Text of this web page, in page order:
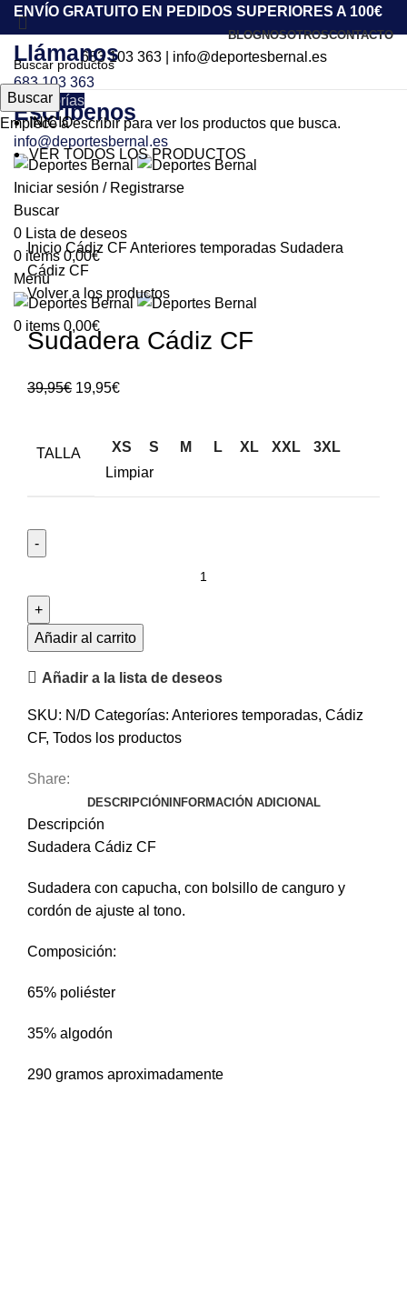
ENVÍO GRATUITO EN PEDIDOS SUPERIORES A 100€
BLOGNOSOTROSCONTACTO
683 103 363| info@deportesbernal.es
Llámanos
683 103 363
Escríbenos
info@deportesbernal.es
Iniciar sesión / Registrarse
Buscar
0 Lista de deseos
0 items 0,00€
Menu
0 items 0,00€
Categorías
INICIO
VER TODOS LOS PRODUCTOS
-50%
Click to enlarge
InicioCádiz CFAnteriores temporadas Sudadera
Cádiz CF
Volver a los productos
Sudadera Cádiz CF
39,95€ 19,95€
TALLA XS S M L XL XXL
3XL
Limpiar
Añadir al carrito
Añadir a la lista de deseos
SKU: N/D Categorías: Anteriores temporadas, Cádiz
CF, Todos los productos
Share:
DESCRIPCIÓN INFORMACIÓN ADICIONAL
Descripción
Sudadera Cádiz CF
Sudadera con capucha, con bolsillo de canguro y
cordón de ajuste al tono.
Composición:
65% poliéster
35% algodón
290 gramos aproximadamente
Buscar
Empiece a escribir para ver los productos que busca.